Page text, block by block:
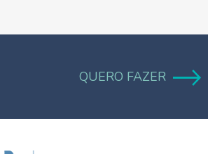
QUERO FAZER